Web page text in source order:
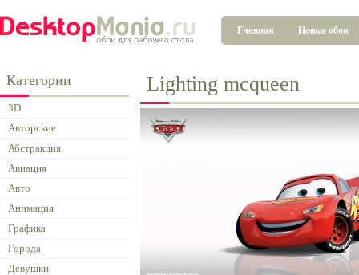
Главная Новые обои
Категории
3D
Авторские
Абстракция
Авиация
Авто
Анимация
Графика
Города
Девушки
Lighting mcqueen